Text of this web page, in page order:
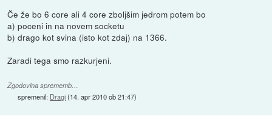
Če že bo 6 core ali 4 core zboljšim jedrom potem bo
a) poceni in na novem socketu
b) drago kot svina (isto kot zdaj) na 1366.
Zaradi tega smo razkurjeni.
Zgodovina sprememb…
spremenil: Dragi(14. apr 2010 ob 21:47)